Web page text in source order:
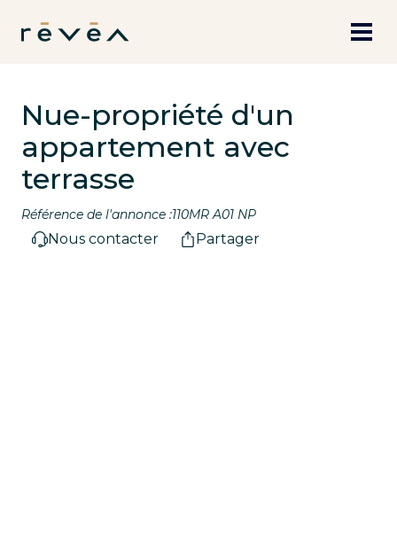
Nue-propriété d'un
appartement avec
terrasse
Référence de l'annonce :110MR A01 NP
Nous contacter Partager